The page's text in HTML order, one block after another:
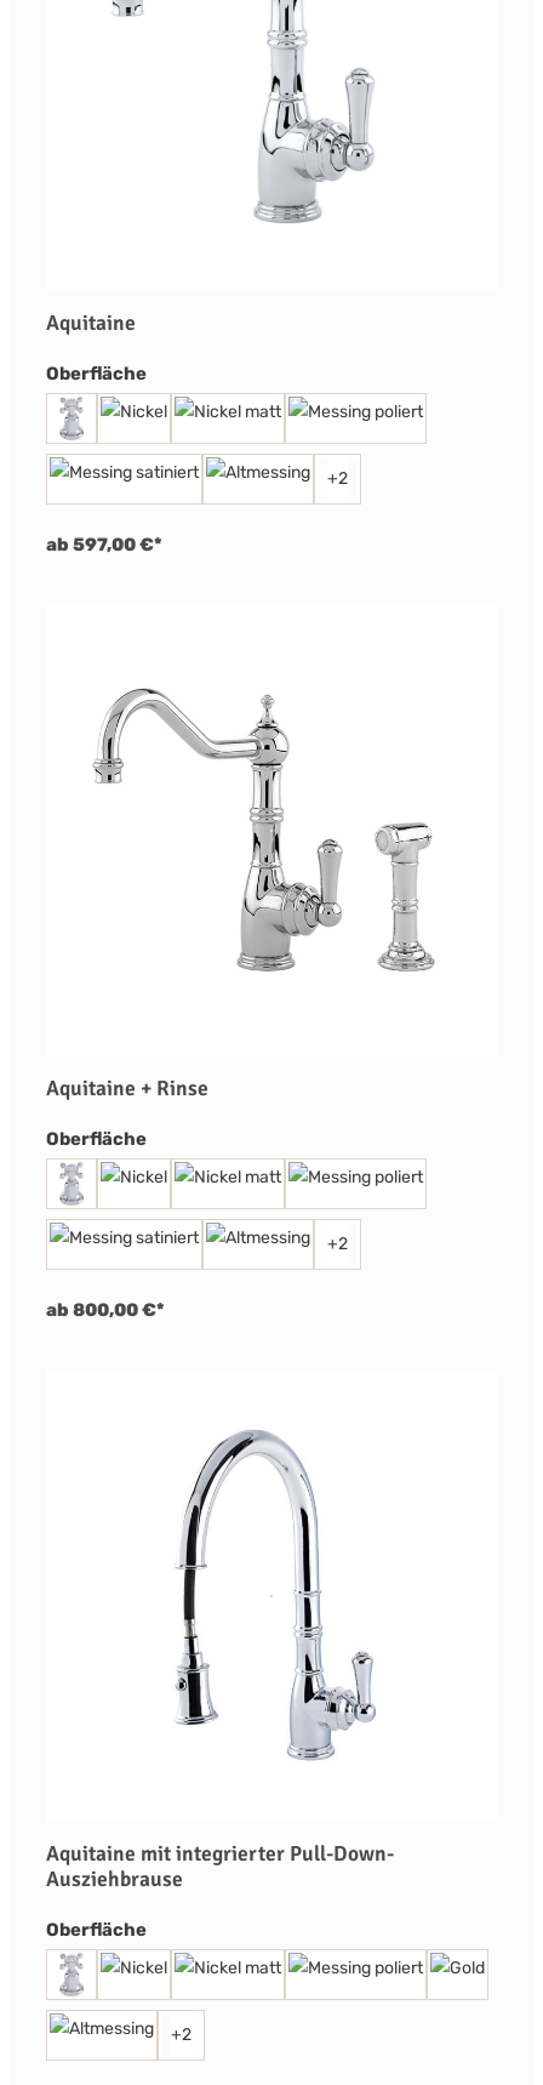
Aquitaine
Oberflächeauswählen
+2
ab 597,00 €*
Aquitaine + Rinse
Oberflächeauswählen
+2
ab 800,00 €*
Aquitaine mit integrierter Pull-Down-
Ausziehbrause
Oberflächeauswählen
+2